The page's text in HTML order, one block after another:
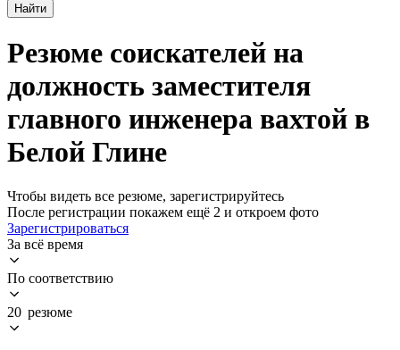
Найти
Резюме соискателей на
должность заместителя
главного инженера вахтой в
Белой Глине
Чтобы видеть все резюме, зарегистрируйтесь
После регистрации покажем ещё 2 и откроем фото
Зарегистрироваться
За всё время
По соответствию
20 резюме